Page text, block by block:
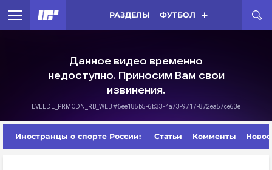
РАЗДЕЛЫ ФУТБОЛ
Иностранцы о спорте России: Статьи Комменты